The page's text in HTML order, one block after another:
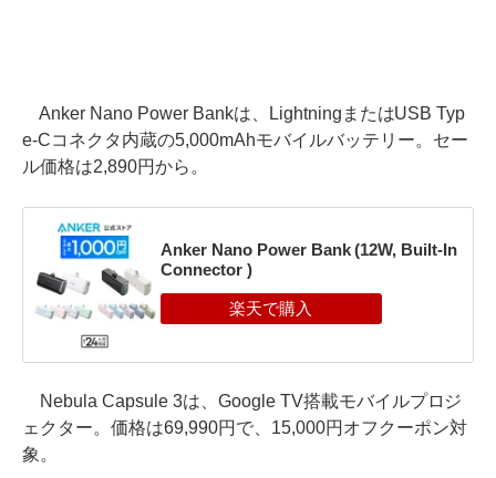
Anker Nano Power Bankは、LightningまたはUSB Typ
e-Cコネクタ内蔵の5,000mAhモバイルバッテリー。セー
ル価格は2,890円から。
Anker Nano Power Bank (12W, Built-In
Connector )
Nebula Capsule 3は、Google TV搭載モバイルプロジ
ェクター。価格は69,990円で、15,000円オフクーポン対
象。